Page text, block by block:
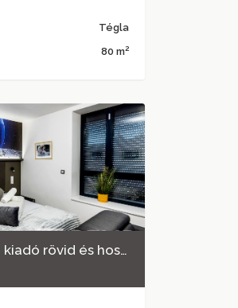
Tégla
80 m2
Exkluzív apartman kiadó rövid és hosszú távra Pécs egyik legkülönlegesebb szállodájában!